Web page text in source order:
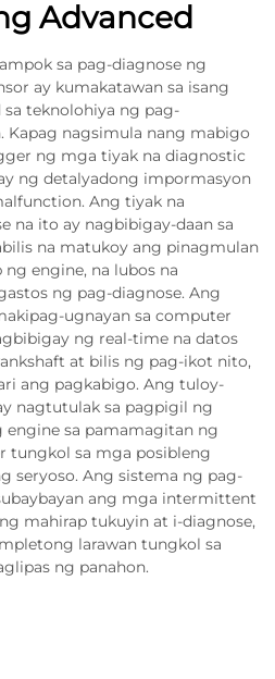
Advanced
sa pag-diagnose ng
ay kumakatawan sa isang
teknolohiya ng pag-
Kapag nagsimula nang mabigo
ng mga tiyak na diagnostic
ng detalyadong impormasyon
Ang tiyak na
na ito ay nagbibigay-daan sa
na matukoy ang pinagmulan
engine, na lubos na
ng pag-diagnose. Ang
ugnayan sa computer
ng real-time na datos
at bilis ng pag-ikot nito,
ang pagkabigo. Ang tuloy-
nagtutulak sa pagpigil ng
sa pamamagitan ng
tungkol sa mga posibleng
seryoso. Ang sistema ng pag-
ang mga intermittent
mahirap tukuyin at i-diagnose,
larawan tungkol sa
ng panahon.